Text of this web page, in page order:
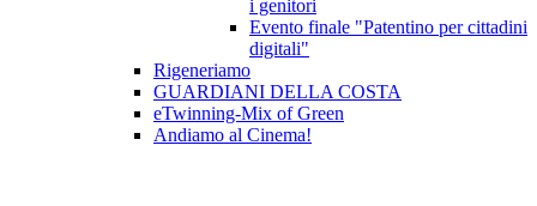
i genitori
Evento finale "Patentino per cittadini
digitali"
Rigeneriamo
GUARDIANI DELLA COSTA
eTwinning-Mix of Green
Andiamo al Cinema!